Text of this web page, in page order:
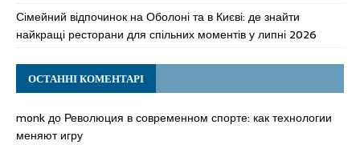
Сімейний відпочинок на Оболоні та в Києві: де знайти
найкращі ресторани для спільних моментів у липні 2026
ОСТАННІ КОМЕНТАРІ
monkдо Революция в современном спорте: как технологии
меняют игру